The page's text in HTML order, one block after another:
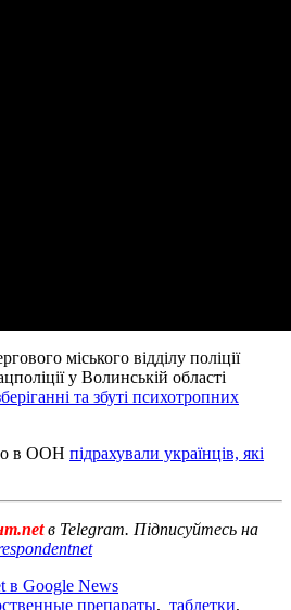
міського відділу поліції
у Волинській області
та збуті психотропних
в ООН підрахували українців, які
в Telegram. Підписуйтесь на
в Google News
препараты, таблетки,